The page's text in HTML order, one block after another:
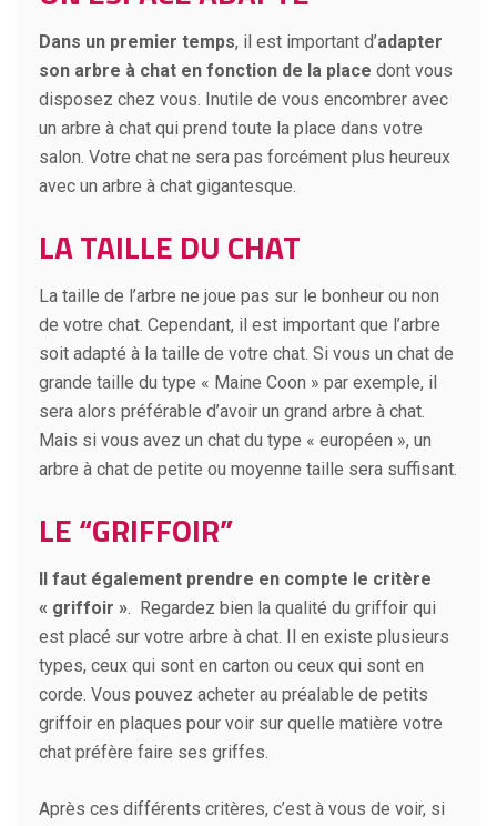
Dans un premier temps, il est important d’adapter
son arbre à chat en fonction de la place dont vous
disposez chez vous. Inutile de vous encombrer avec
un arbre à chat qui prend toute la place dans votre
salon. Votre chat ne sera pas forcément plus heureux
avec un arbre à chat gigantesque.
LA TAILLE DU CHAT
La taille de l’arbre ne joue pas sur le bonheur ou non
de votre chat. Cependant, il est important que l’arbre
soit adapté à la taille de votre chat. Si vous un chat de
grande taille du type « Maine Coon » par exemple, il
sera alors préférable d’avoir un grand arbre à chat.
Mais si vous avez un chat du type « européen », un
arbre à chat de petite ou moyenne taille sera suffisant.
LE “GRIFFOIR”
Il faut également prendre en compte le critère
« griffoir ». Regardez bien la qualité du griffoir qui
est placé sur votre arbre à chat. Il en existe plusieurs
types, ceux qui sont en carton ou ceux qui sont en
corde. Vous pouvez acheter au préalable de petits
griffoir en plaques pour voir sur quelle matière votre
chat préfère faire ses griffes.
Après ces différents critères, c’est à vous de voir, si